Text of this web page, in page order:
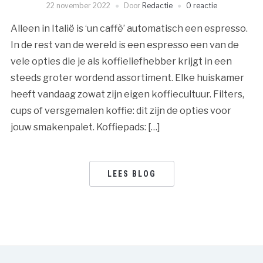
22 november 2022 Door Redactie 0 reactie
Alleen in Italië is ‘un caffè’ automatisch een espresso.
In de rest van de wereld is een espresso een van de
vele opties die je als koffieliefhebber krijgt in een
steeds groter wordend assortiment. Elke huiskamer
heeft vandaag zowat zijn eigen koffiecultuur. Filters,
cups of versgemalen koffie: dit zijn de opties voor
jouw smakenpalet. Koffiepads: […]
LEES BLOG